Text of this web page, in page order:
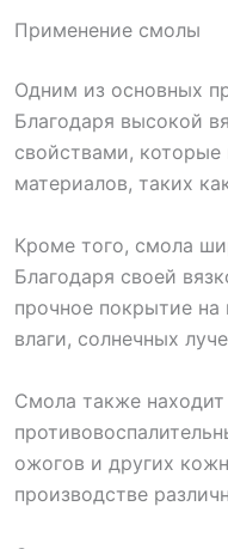
Применение смолы
Одним из основных
Благодаря высокой
свойствами, которые
материалов, таких
Кроме того, смола
Благодаря своей
прочное покрытие
влаги, солнечных
Смола также
ожогов и других
производстве